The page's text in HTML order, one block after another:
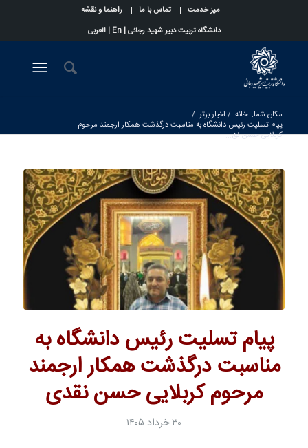
میز خدمت تماس با ما
راهنما و نقشه
دانشگاه تربیت دبیر شهید رجائی |En
|العربی
مکان شما: خانه / اخبار برتر /
پیام تسلیت رئیس دانشگاه به مناسبت درگذشت همکار ارجمند مرحوم
کربلایی حسن نق...
پیام تسلیت رئیس دانشگاه به
مناسبت درگذشت همکار ارجمند
مرحوم کربلایی حسن نقدی
۳۰ خرداد ۱۴۰۵